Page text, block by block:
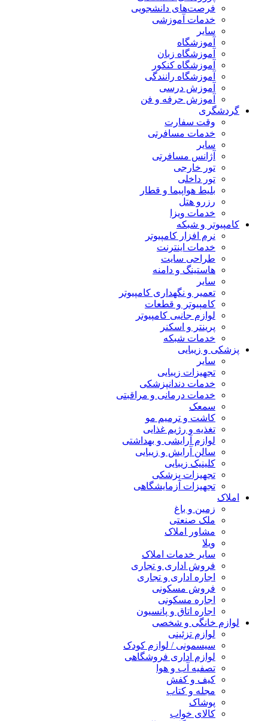
فرصت‌های دانشجویی
خدمات آموزشی
سایر
آموزشگاه
آموزشگاه زبان
آموزشگاه کنکور
آموزشگاه رانندگی
آموزش درسی
آموزش حرفه و فن
گردشگری
وقت سفارت
خدمات مسافرتی
سایر
آژانس مسافرتی
تور خارجی
تور داخلی
بلیط هواپیما و قطار
رزرو هتل
خدمات ویزا
کامپیوتر و شبکه
نرم افزار کامپیوتر
خدمات اینترنت
طراحی سایت
هاستینگ و دامنه
سایر
تعمیر و نگهداری کامپیوتر
کامپیوتر و قطعات
لوازم جانبی کامپیوتر
پرینتر و اسکنر
خدمات شبکه
پزشکی و زیبایی
سایر
تجهیزات زیبایی
خدمات دندانپزشکی
خدمات درمانی و مراقبتی
سمعک
کاشت و ترمیم مو
تغذیه و رژیم غذایی
لوازم آرایشی و بهداشتی
سالن آرایش و زیبایی
کلینیک زیبایی
تجهیزات پزشکی
تجهیزات آزمایشگاهی
املاک
زمین و باغ
ملک صنعتی
مشاور املاک
ویلا
سایر خدمات املاک
فروش اداری و تجاری
اجاره اداری و تجاری
فروش مسکونی
اجاره مسکونی
اجاره اتاق و پانسیون
لوازم خانگی و شخصی
لوازم تزئینی
سیسمونی / لوازم کودک
لوازم اداری فروشگاهی
تصفیه آب و هوا
کیف و کفش
مجله و کتاب
پوشاک
کالای خواب